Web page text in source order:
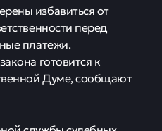
избавиться от
перед
платежи.
готовится к
Думе, сообщают